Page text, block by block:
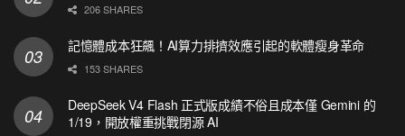
206 SHARES
記憶體成本狂飆！AI算力排擠效應引起的軟體瘦身革命
153 SHARES
DeepSeek V4 Flash 正式版成績不俗且成本僅 Gemini 的
1/19，開放權重挑戰閉源 AI